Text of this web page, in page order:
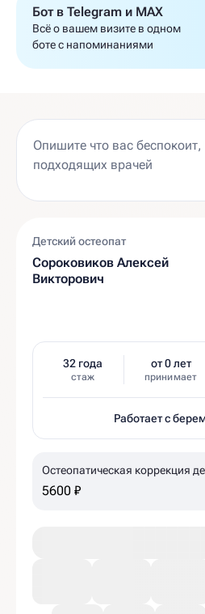
Бот в Telegram и MAX
Всё о вашем визите в одном
боте с напоминаниями
Детский остеопат
Сороковиков Алексей
Викторович
32 года
стаж
от 0 лет
принимает
Работает с
Остеопатическая коррекция
5600 ₽